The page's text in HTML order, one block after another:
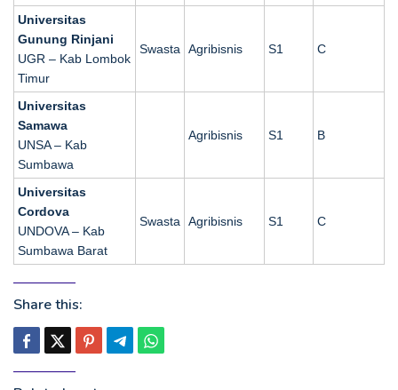
Universitas
Gunung Rinjani
UGR – Kab Lombok
Timur
Swasta Agribisnis S1 C
Universitas
Samawa
UNSA – Kab
Sumbawa
Agribisnis S1 B
Universitas
Cordova
UNDOVA – Kab
Sumbawa Barat
Swasta Agribisnis S1 C
Share this: